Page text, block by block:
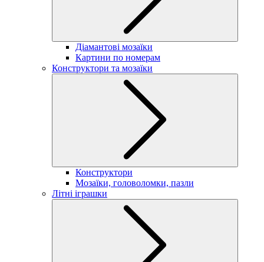
Діамантові мозаїки
Картини по номерам
Конструктори та мозаїки
Конструктори
Мозаїки, головоломки, пазли
Літні іграшки